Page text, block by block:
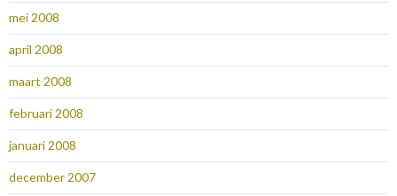
mei 2008
april 2008
maart 2008
februari 2008
januari 2008
december 2007